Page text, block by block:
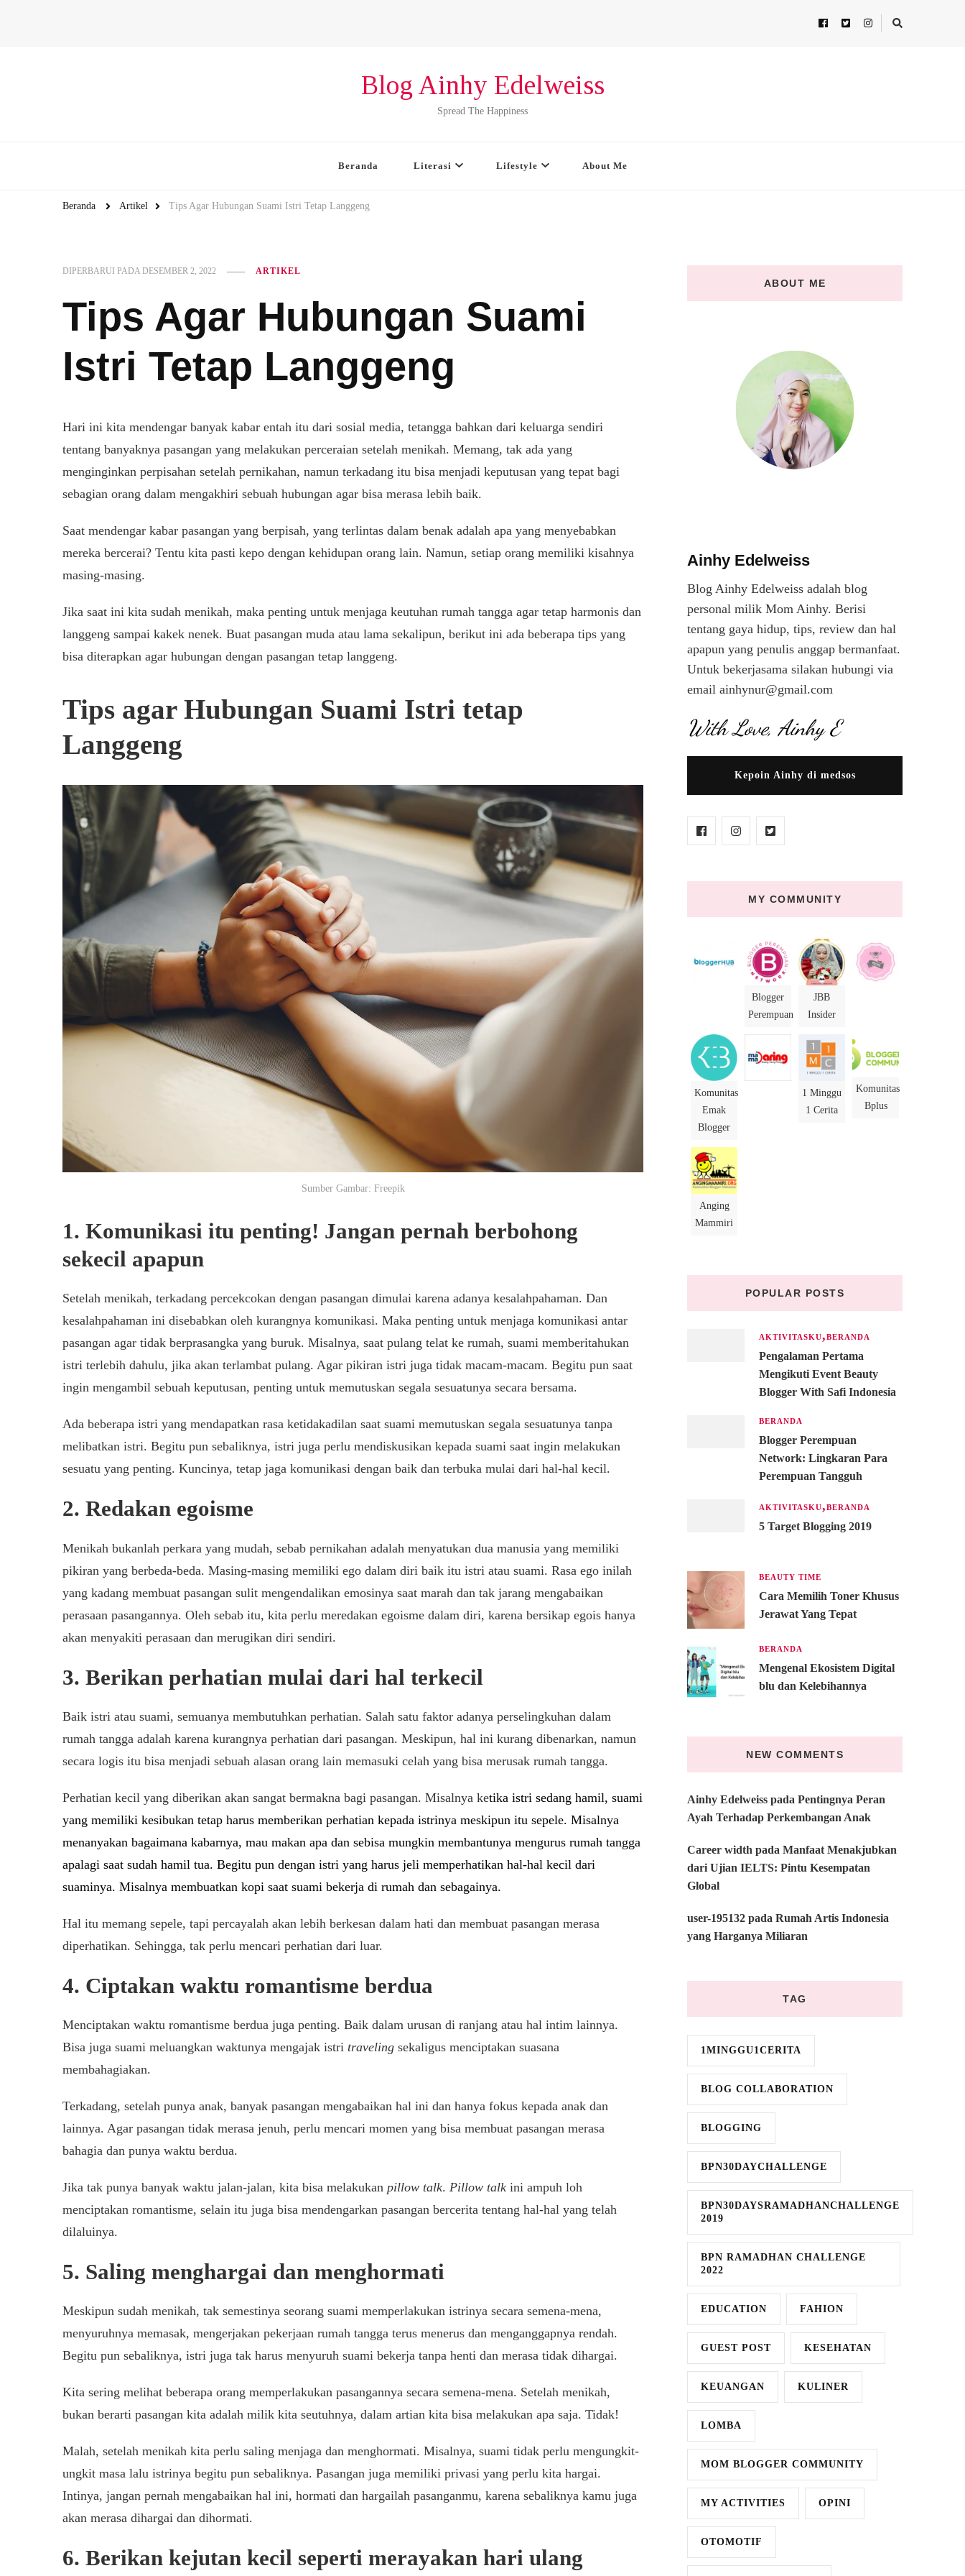
Blog Ainhy Edelweiss
Spread The Happiness
Beranda Literasi Lifestyle About Me
Beranda Artikel Tips Agar Hubungan Suami Istri Tetap Langgeng
DIPERBARUI PADA DESEMBER 2, 2022 ARTIKEL
Tips Agar Hubungan Suami
Istri Tetap Langgeng
Hari ini kita mendengar banyak kabar entah itu dari sosial media, tetangga bahkan dari keluarga sendiri
tentang banyaknya pasangan yang melakukan perceraian setelah menikah. Memang, tak ada yang
menginginkan perpisahan setelah pernikahan, namun terkadang itu bisa menjadi keputusan yang tepat bagi
sebagian orang dalam mengakhiri sebuah hubungan agar bisa merasa lebih baik.
Saat mendengar kabar pasangan yang berpisah, yang terlintas dalam benak adalah apa yang menyebabkan
mereka bercerai? Tentu kita pasti kepo dengan kehidupan orang lain. Namun, setiap orang memiliki kisahnya
masing-masing.
Jika saat ini kita sudah menikah, maka penting untuk menjaga keutuhan rumah tangga agar tetap harmonis dan
langgeng sampai kakek nenek. Buat pasangan muda atau lama sekalipun, berikut ini ada beberapa tips yang
bisa diterapkan agar hubungan dengan pasangan tetap langgeng.
Tips agar Hubungan Suami Istri tetap
Langgeng
Sumber Gambar: Freepik
1. Komunikasi itu penting! Jangan pernah berbohong
sekecil apapun
Setelah menikah, terkadang percekcokan dengan pasangan dimulai karena adanya kesalahpahaman. Dan
kesalahpahaman ini disebabkan oleh kurangnya komunikasi. Maka penting untuk menjaga komunikasi antar
pasangan agar tidak berprasangka yang buruk. Misalnya, saat pulang telat ke rumah, suami memberitahukan
istri terlebih dahulu, jika akan terlambat pulang. Agar pikiran istri juga tidak macam-macam. Begitu pun saat
ingin mengambil sebuah keputusan, penting untuk memutuskan segala sesuatunya secara bersama.
Ada beberapa istri yang mendapatkan rasa ketidakadilan saat suami memutuskan segala sesuatunya tanpa
melibatkan istri. Begitu pun sebaliknya, istri juga perlu mendiskusikan kepada suami saat ingin melakukan
sesuatu yang penting. Kuncinya, tetap jaga komunikasi dengan baik dan terbuka mulai dari hal-hal kecil.
2. Redakan egoisme
Menikah bukanlah perkara yang mudah, sebab pernikahan adalah menyatukan dua manusia yang memiliki
pikiran yang berbeda-beda. Masing-masing memiliki ego dalam diri baik itu istri atau suami. Rasa ego inilah
yang kadang membuat pasangan sulit mengendalikan emosinya saat marah dan tak jarang mengabaikan
perasaan pasangannya. Oleh sebab itu, kita perlu meredakan egoisme dalam diri, karena bersikap egois hanya
akan menyakiti perasaan dan merugikan diri sendiri.
3. Berikan perhatian mulai dari hal terkecil
Baik istri atau suami, semuanya membutuhkan perhatian. Salah satu faktor adanya perselingkuhan dalam
rumah tangga adalah karena kurangnya perhatian dari pasangan. Meskipun, hal ini kurang dibenarkan, namun
secara logis itu bisa menjadi sebuah alasan orang lain memasuki celah yang bisa merusak rumah tangga.
Perhatian kecil yang diberikan akan sangat bermakna bagi pasangan. Misalnya ketika istri sedang hamil, suami
yang memiliki kesibukan tetap harus memberikan perhatian kepada istrinya meskipun itu sepele. Misalnya
menanyakan bagaimana kabarnya, mau makan apa dan sebisa mungkin membantunya mengurus rumah tangga
apalagi saat sudah hamil tua. Begitu pun dengan istri yang harus jeli memperhatikan hal-hal kecil dari
suaminya. Misalnya membuatkan kopi saat suami bekerja di rumah dan sebagainya.
Hal itu memang sepele, tapi percayalah akan lebih berkesan dalam hati dan membuat pasangan merasa
diperhatikan. Sehingga, tak perlu mencari perhatian dari luar.
4. Ciptakan waktu romantisme berdua
Menciptakan waktu romantisme berdua juga penting. Baik dalam urusan di ranjang atau hal intim lainnya.
Bisa juga suami meluangkan waktunya mengajak istri traveling sekaligus menciptakan suasana
membahagiakan.
Terkadang, setelah punya anak, banyak pasangan mengabaikan hal ini dan hanya fokus kepada anak dan
lainnya. Agar pasangan tidak merasa jenuh, perlu mencari momen yang bisa membuat pasangan merasa
bahagia dan punya waktu berdua.
Jika tak punya banyak waktu jalan-jalan, kita bisa melakukan pillow talk. Pillow talk ini ampuh loh
menciptakan romantisme, selain itu juga bisa mendengarkan pasangan bercerita tentang hal-hal yang telah
dilaluinya.
5. Saling menghargai dan menghormati
Meskipun sudah menikah, tak semestinya seorang suami memperlakukan istrinya secara semena-mena,
menyuruhnya memasak, mengerjakan pekerjaan rumah tangga terus menerus dan menganggapnya rendah.
Begitu pun sebaliknya, istri juga tak harus menyuruh suami bekerja tanpa henti dan merasa tidak dihargai.
Kita sering melihat beberapa orang memperlakukan pasangannya secara semena-mena. Setelah menikah,
bukan berarti pasangan kita adalah milik kita seutuhnya, dalam artian kita bisa melakukan apa saja. Tidak!
Malah, setelah menikah kita perlu saling menjaga dan menghormati. Misalnya, suami tidak perlu mengungkit-
ungkit masa lalu istrinya begitu pun sebaliknya. Pasangan juga memiliki privasi yang perlu kita hargai.
Intinya, jangan pernah mengabaikan hal ini, hormati dan hargailah pasanganmu, karena sebaliknya kamu juga
akan merasa dihargai dan dihormati.
6. Berikan kejutan kecil seperti merayakan hari ulang
ABOUT ME
Ainhy Edelweiss
Blog Ainhy Edelweiss adalah blog
personal milik Mom Ainhy. Berisi
tentang gaya hidup, tips, review dan hal
apapun yang penulis anggap bermanfaat.
Untuk bekerjasama silakan hubungi via
email ainhynur@gmail.com
With Love, Ainhy E
Kepoin Ainhy di medsos
MY COMMUNITY
Blogger
Perempuan
JBB
Insider
Komunitas
Emak
Blogger
1 Minggu
1 Cerita
Komunitas
Bplus
Anging
Mammiri
POPULAR POSTS
AKTIVITASKU BERANDA
Pengalaman Pertama
Mengikuti Event Beauty
Blogger With Safi Indonesia
BERANDA
Blogger Perempuan
Network: Lingkaran Para
Perempuan Tangguh
AKTIVITASKU BERANDA
5 Target Blogging 2019
BEAUTY TIME
Cara Memilih Toner Khusus
Jerawat Yang Tepat
BERANDA
Mengenal Ekosistem Digital
blu dan Kelebihannya
NEW COMMENTS
Ainhy Edelweiss pada Pentingnya Peran
Ayah Terhadap Perkembangan Anak
Career width pada Manfaat Menakjubkan
dari Ujian IELTS: Pintu Kesempatan
Global
user-195132 pada Rumah Artis Indonesia
yang Harganya Miliaran
TAG
1MINGGU1CERITA
BLOG COLLABORATION
BLOGGING
BPN30DAYCHALLENGE
BPN30DAYSRAMADHANCHALLENGE
2019
BPN RAMADHAN CHALLENGE
2022
EDUCATION FAHION
GUEST POST KESEHATAN
KEUANGAN KULINER
LOMBA
MOM BLOGGER COMMUNITY
MY ACTIVITIES OPINI
OTOMOTIF